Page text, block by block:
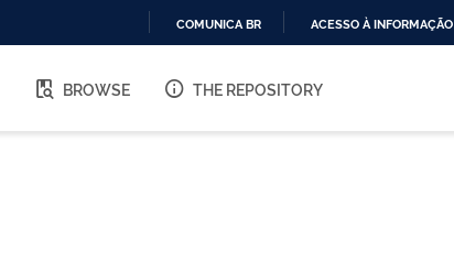
O
COMUNICA BR ACESSO À INFORMAÇÃO
BROWSE THE REPOSITORY